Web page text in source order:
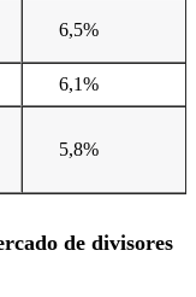
6,5%
6,1%
5,8%
de divisores